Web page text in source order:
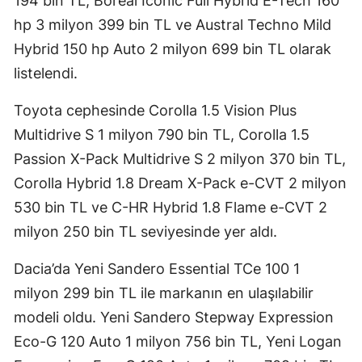
hp 3 milyon 399 bin TL ve Austral Techno Mild
Hybrid 150 hp Auto 2 milyon 699 bin TL olarak
listelendi.
Toyota cephesinde Corolla 1.5 Vision Plus
Multidrive S 1 milyon 790 bin TL, Corolla 1.5
Passion X-Pack Multidrive S 2 milyon 370 bin TL,
Corolla Hybrid 1.8 Dream X-Pack e-CVT 2 milyon
530 bin TL ve C-HR Hybrid 1.8 Flame e-CVT 2
milyon 250 bin TL seviyesinde yer aldı.
Dacia’da Yeni Sandero Essential TCe 100 1
milyon 299 bin TL ile markanın en ulaşılabilir
modeli oldu. Yeni Sandero Stepway Expression
Eco-G 120 Auto 1 milyon 756 bin TL, Yeni Logan